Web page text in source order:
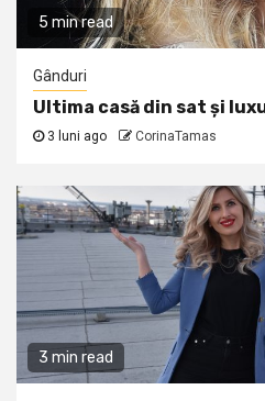
5 min read
Gânduri
Ultima casă din sat și
3 luni ago CorinaTamas
3 min read